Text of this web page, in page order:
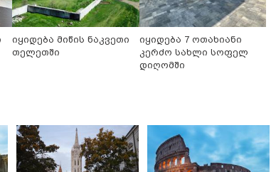
იყიდება მიწის ნაკვეთი
თელეთში
იყიდება 7 ოთახიანი
კერძო სახლი სოფელ
დიღომში